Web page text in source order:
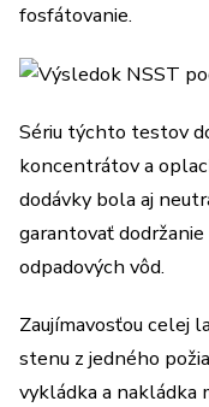
fosfátovanie.
Sériu týchto testov
koncentrátov a
dodávky bola aj
garantovať
odpadových vôd.
Zaujímavosťou celej
stenu z jedného
vykládka a nakládka